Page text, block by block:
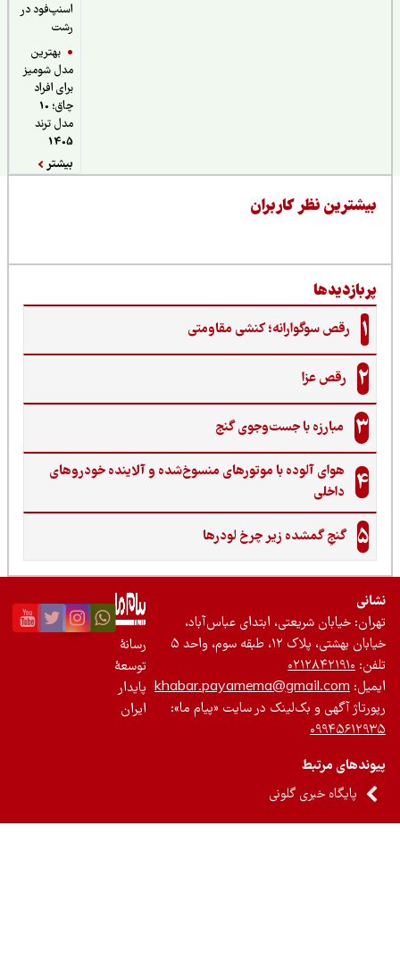
اسنپ‌فود در
بهترین
مدل شومیز
برای افراد
چاق؛ 10
مدل ترند
نظر کاربران
رقص سوگوارانه؛ کنشی مقاومتی
رقص عزا
مبارزه با جست‌وجوی گنج‌
هوای آلوده با موتورهای منسوخ‌شده و آلاینده خودروهای
داخلی
گنجِ گمشده زیر چرخ لودرها
خیابان شریعتی، ابتدای عباس‌آباد،
بهشتی، پلاک ۱۲، طبقه سوم، واحد ۵
۰۲۱۲۸۴۲۱۹۱۰
khabar.payamema@gmail.com
آگهی و بک‌لینک در سایت «پیام ما»:
مرتبط
پایگاه خبری گلونی
رسانۀ
توسعۀ
پایدار
ایران